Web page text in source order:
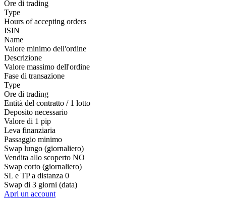
Ore di trading
Type
Hours of accepting orders
ISIN
Name
Valore minimo dell'ordine
Descrizione
Valore massimo dell'ordine
Fase di transazione
Type
Ore di trading
Entità del contratto / 1 lotto
Deposito necessario
Valore di 1 pip
Leva finanziaria
Passaggio minimo
Swap lungo (giornaliero)
Vendita allo scoperto NO
Swap corto (giornaliero)
SL e TP a distanza 0
Swap di 3 giorni (data)
Apri un account